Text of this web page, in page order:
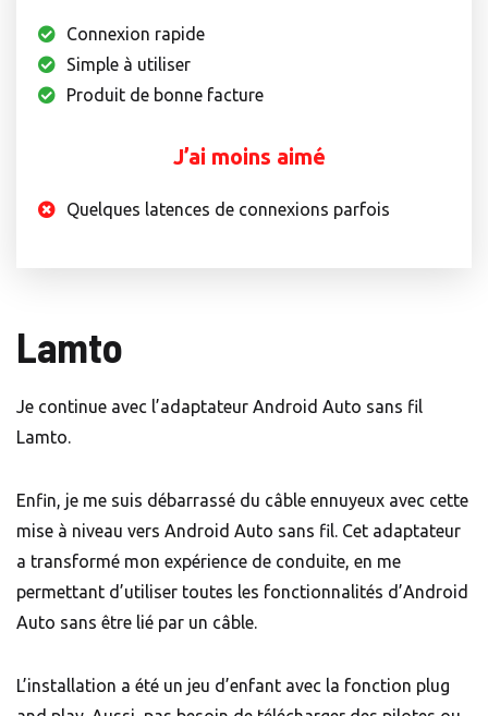
Connexion rapide
Simple à utiliser
Produit de bonne facture
J’ai moins aimé
Quelques latences de connexions parfois
Lamto
Je continue avec l’adaptateur Android Auto sans fil
Lamto.
Enfin, je me suis débarrassé du câble ennuyeux avec cette
mise à niveau vers Android Auto sans fil. Cet adaptateur
a transformé mon expérience de conduite, en me
permettant d’utiliser toutes les fonctionnalités d’Android
Auto sans être lié par un câble.
L’installation a été un jeu d’enfant avec la fonction plug